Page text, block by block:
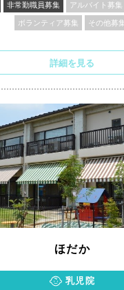
非常勤職員募集 アルバイト募集
ボランティア募集 その他募集
詳細を見る
ほだか
乳児院